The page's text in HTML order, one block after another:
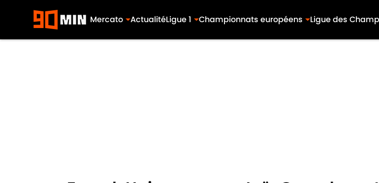
Mercato ActualitéLigue 1 Championnats européens Ligue des